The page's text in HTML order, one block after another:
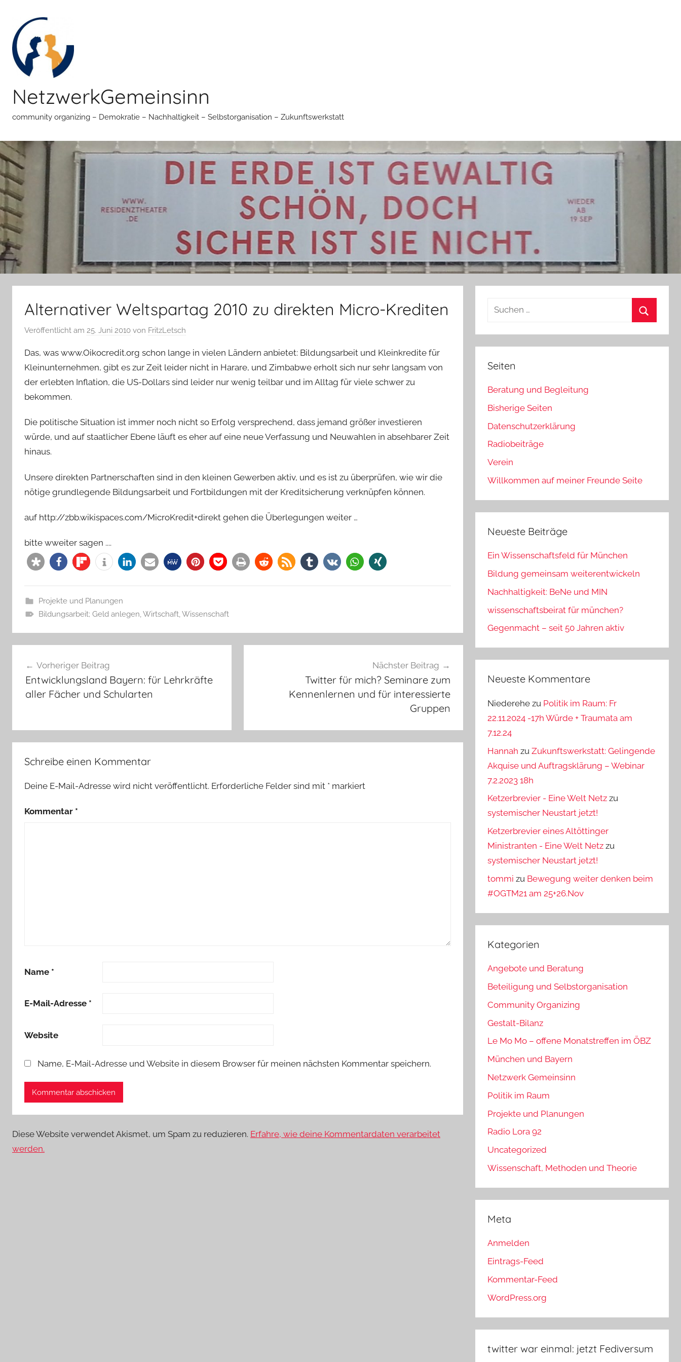
springen
NetzwerkGemeinsinn
community organizing – Demokratie – Nachhaltigkeit – Selbstorganisation – Zukunftswerkstatt
Alternativer Weltspartag 2010 zu direkten Micro-Krediten
Veröffentlicht am 25. Juni 2010 von FritzLetsch
Das, was www.Oikocredit.org schon lange in vielen Ländern anbietet: Bildungsarbeit und Kleinkredite für
Kleinunternehmen, gibt es zur Zeit leider nicht in Harare, und Zimbabwe erholt sich nur sehr langsam von
der erlebten Inflation, die US-Dollars sind leider nur wenig teilbar und im Alltag für viele schwer zu
bekommen.
Die politische Situation ist immer noch nicht so Erfolg versprechend, dass jemand größer investieren
würde, und auf staatlicher Ebene läuft es eher auf eine neue Verfassung und Neuwahlen in absehbarer Zeit
hinaus.
Unsere direkten Partnerschaften sind in den kleinen Gewerben aktiv, und es ist zu überprüfen, wie wir die
nötige grundlegende Bildungsarbeit und Fortbildungen mit der Kreditsicherung verknüpfen können.
auf http://zbb.wikispaces.com/MicroKredit+direkt gehen die Überlegungen weiter …
bitte wweiter sagen ....
Projekte und Planungen
Bildungsarbeit; Geld anlegen,Wirtschaft,Wissenschaft
Vorheriger Beitrag
Entwicklungsland Bayern: für Lehrkräfte
aller Fächer und Schularten
Nächster Beitrag
Twitter für mich? Seminare zum
Kennenlernen und für interessierte
Gruppen
Schreibe einen Kommentar
Deine E-Mail-Adresse wird nicht veröffentlicht. Erforderliche Felder sind mit * markiert
Kommentar *
Name *
E-Mail-Adresse *
Website
Name, E-Mail-Adresse und Website in diesem Browser für meinen nächsten Kommentar speichern.
Diese Website verwendet Akismet, um Spam zu reduzieren. Erfahre, wie deine Kommentardaten verarbeitet
werden.
Suchen
Seiten
Beratung und Begleitung
Bisherige Seiten
Datenschutzerklärung
Radiobeiträge
Verein
Willkommen auf meiner Freunde Seite
Neueste Beiträge
Ein Wissenschaftsfeld für München
Bildung gemeinsam weiterentwickeln
Nachhaltigkeit: BeNe und MIN
wissenschaftsbeirat für münchen?
Gegenmacht – seit 50 Jahren aktiv
Neueste Kommentare
Niederehe zu Politik im Raum: Fr
22.11.2024 -17h Würde + Traumata am
7.12.24
Hannah zuZukunftswerkstatt: Gelingende
Akquise und Auftragsklärung – Webinar
7.2.2023 18h
Ketzerbrevier - Eine Welt Netz zu
systemischer Neustart jetzt!
Ketzerbrevier eines Altöttinger
Ministranten - Eine Welt Netz zu
systemischer Neustart jetzt!
tommi zu Bewegung weiter denken beim
#OGTM21 am 25+26.Nov
Kategorien
Angebote und Beratung
Beteiligung und Selbstorganisation
Community Organizing
Gestalt-Bilanz
Le Mo Mo – offene Monatstreffen im ÖBZ
München und Bayern
Netzwerk Gemeinsinn
Politik im Raum
Projekte und Planungen
Radio Lora 92
Uncategorized
Wissenschaft, Methoden und Theorie
Meta
Anmelden
Eintrags-Feed
Kommentar-Feed
WordPress.org
twitter war einmal: jetzt Fediversum